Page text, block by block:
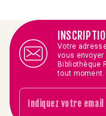
Votre
vous
Bibliothèque
tout moment.
Indiquez votre email